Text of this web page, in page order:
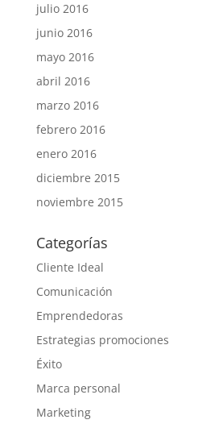
julio 2016
junio 2016
mayo 2016
abril 2016
marzo 2016
febrero 2016
enero 2016
diciembre 2015
noviembre 2015
Categorías
Cliente Ideal
Comunicación
Emprendedoras
Estrategias promociones
Éxito
Marca personal
Marketing